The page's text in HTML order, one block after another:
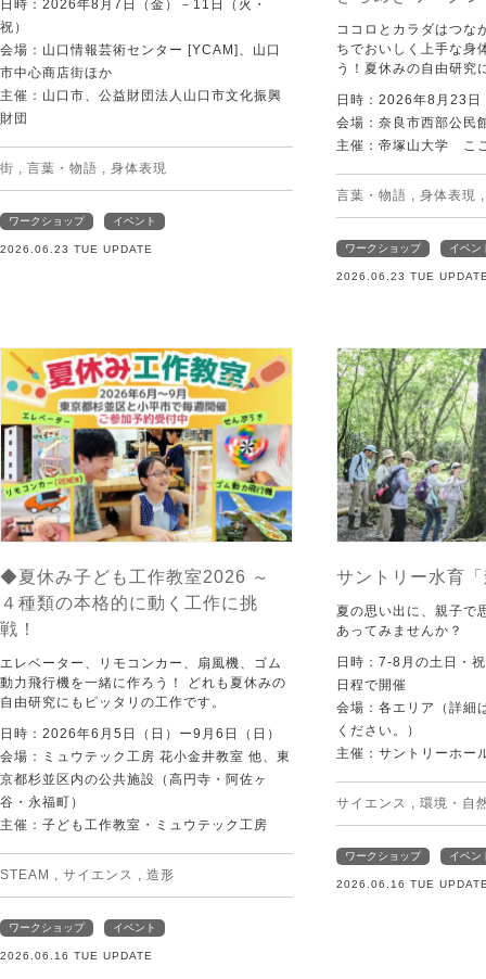
日時：2026年8月7日（金）－11日（火・
祝）
会場：山口情報芸術センター [YCAM]、山口
市中心商店街ほか
主催：山口市、公益財団法人山口市文化振興
財団
街 , 言葉・物語 , 身体表現
ワークショップ イベント
2026.06.23 TUE UPDATE
ココロとカラダはつな
ちでおいしく上手な身
う！夏休みの自由研究
日時：2026年8月23日
会場：奈良市西部公民
主催：帝塚山大学 こ
言葉・物語 , 身体表現
ワークショップ イベン
2026.06.23 TUE
◆夏休み子ども工作教室2026 ～
４種類の本格的に動く工作に挑
戦！
エレベーター、リモコンカー、扇風機、ゴム
動力飛行機を一緒に作ろう！ どれも夏休みの
自由研究にもピッタリの工作です。
日時：2026年6月5日（日）ー9月6日（日）
会場：ミュウテック工房 花小金井教室 他、東
京都杉並区内の公共施設（高円寺・阿佐ヶ
谷・永福町）
主催：子ども工作教室・ミュウテック工房
STEAM , サイエンス , 造形
ワークショップ イベント
2026.06.16 TUE UPDATE
サントリー水育
夏の思い出に、親子で
あってみませんか？
日時：7-8月の土日・
日程で開催
会場：各エリア（詳細
ください。）
主催：サントリーホー
サイエンス , 環境・自
ワークショップ イベン
2026.06.16 TUE